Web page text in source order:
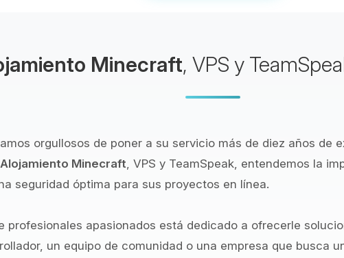
Minecraft, VPS y
orgullosos de poner a su servicio más de diez años de
Alojamiento Minecraft , VPS y TeamSpeak, entendemos la
seguridad óptima para sus proyectos en línea.
profesionales apasionados está dedicado a ofrecerle
un equipo de comunidad o una empresa que busca